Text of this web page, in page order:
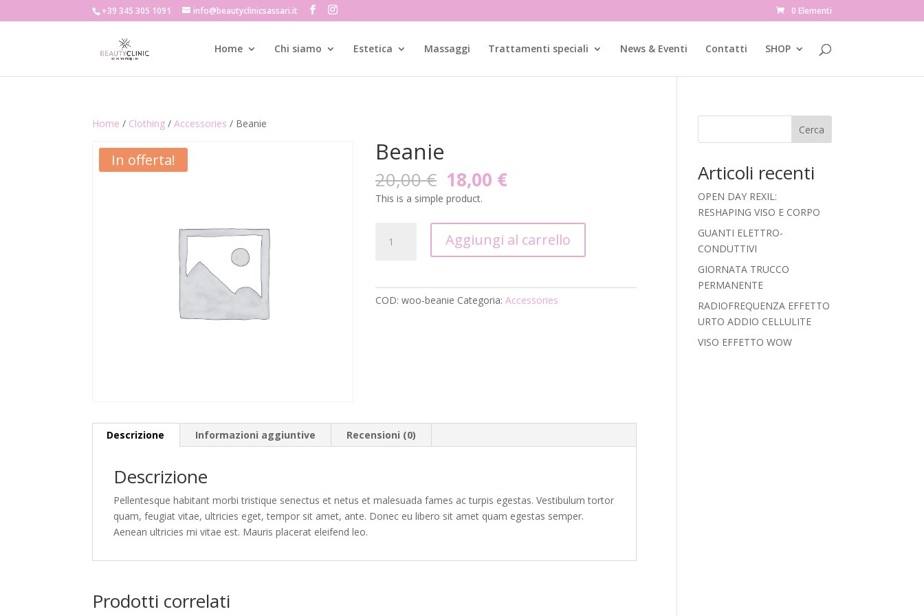
+39 345 305 1091 info@beautyclinicsassari.it 0 Elementi
Home Chi siamo Estetica Massaggi Trattamenti speciali News & Eventi Contatti SHOP
Home / Clothing /Accessories / Beanie
In offerta! Beanie
20,00€ Il
prezzo
originale
era:
20,00 €.
18,00 €Il
è:
18,00 €.
This is a simple product.
quantità
Aggiungi al carrello
COD:woo-beanie Categoria:Accessories
Descrizione Informazioni aggiuntive Recensioni (0)
Descrizione
Pellentesque habitant morbi tristique senectus et netus et malesuada fames ac turpis egestas. Vestibulum tortor
quam, feugiat vitae, ultricies eget, tempor sit amet, ante. Donec eu libero sit amet quam egestas semper.
Aenean ultricies mi vitae est. Mauris placerat eleifend leo.
Prodotti correlati
Cerca
Articoli recenti
OPEN DAY REXIL:
RESHAPING VISO E CORPO
GUANTI ELETTRO-
CONDUTTIVI
GIORNATA TRUCCO
PERMANENTE
RADIOFREQUENZA EFFETTO
URTO ADDIO CELLULITE
VISO EFFETTO WOW